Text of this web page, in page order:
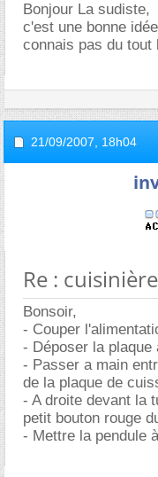
Bonjour La sudiste,
c'est une bonne
connais pas du
21/09/2007, 18h04
Re :
Bonsoir,
- Couper
- Déposer la plaque
- Passer a main
de la plaque de
- A droite devant la
petit bouton rouge
- Mettre la pendule